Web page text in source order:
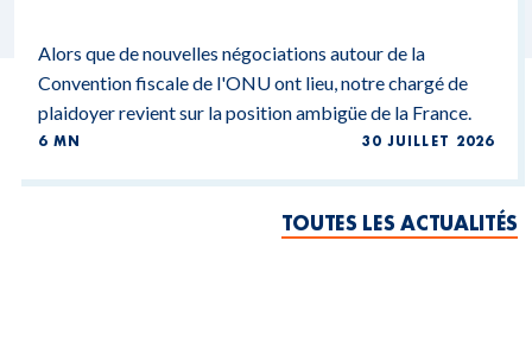
Alors que de nouvelles négociations autour de la
Convention fiscale de l'ONU ont lieu, notre chargé de
plaidoyer revient sur la position ambigüe de la France.
6 MN 30 JUILLET 2026
TOUTES LES ACTUALITÉS